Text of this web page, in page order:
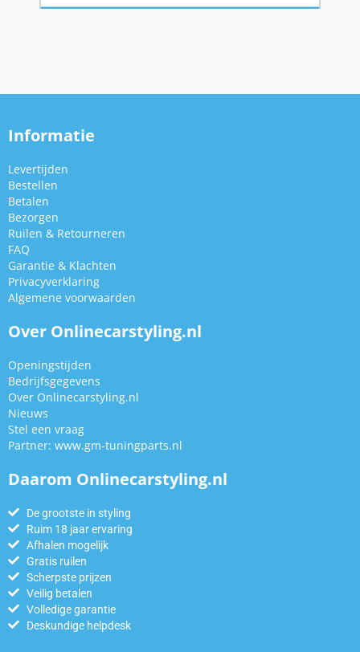
Informatie
Levertijden
Bestellen
Betalen
Bezorgen
Ruilen & Retourneren
FAQ
Garantie & Klachten
Privacyverklaring
Algemene voorwaarden
Over Onlinecarstyling.nl
Openingstijden
Bedrijfsgegevens
Over Onlinecarstyling.nl
Nieuws
Stel een vraag
Partner: www.gm-tuningparts.nl
Daarom Onlinecarstyling.nl
De grootste in styling
Ruim 18 jaar ervaring
Afhalen mogelijk
Gratis ruilen
Scherpste prijzen
Veilig betalen
Volledige garantie
Deskundige helpdesk